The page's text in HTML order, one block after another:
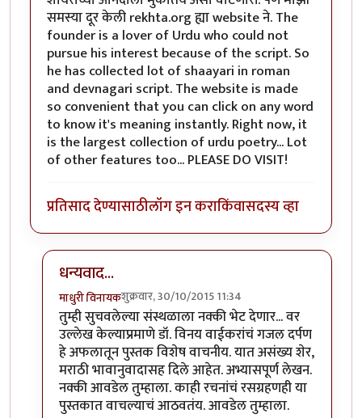
समस्या दूर केली rekhta.org ह्या website ने. The
founder is a lover of Urdu who could not
pursue his interest because of the script. So
he has collected lot of shaayari in roman
and devnagari script. The website is made
so convenient that you can click on any word
to know it's meaning instantly. Right now, it
is the largest collection of urdu poetry... Lot
of other features too... PLEASE DO VISIT!
प्रतिसाद देण्यासाठीलॉग इन कराकिंवासदस्य व्हा
धन्यवाद...
माधुरी विनायकशुक्रवार, 30/10/2015 11:34
In reply torekhta.org.... DO VISIT !!byझकास
तुम्ही सुचवलेल्या संस्थळाला नक्की भेट देणार... वर
उल्लेख केल्याप्रमाणे डॉ. विनय वाईकरांचं गजल दर्पण
हे अफलातून पुस्तक विशेष वाचनीय. यात असंख्य शेर,
मराठी भावानुवादासह दिले आहेत. अभ्यासपूर्ण लेखन.
नक्की आवडेल तुम्हाला. काही रचनांचं रसग्रहणही या
पुस्तकात वाचल्याचं आठवतंय. आवडेल तुम्हाला.